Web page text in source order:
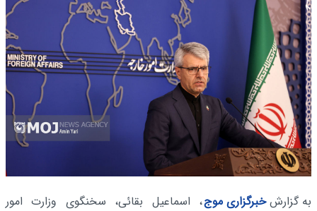
به گزارشخبرگزاری موج، اسماعیل بقائی، سخنگوی وزارت امور